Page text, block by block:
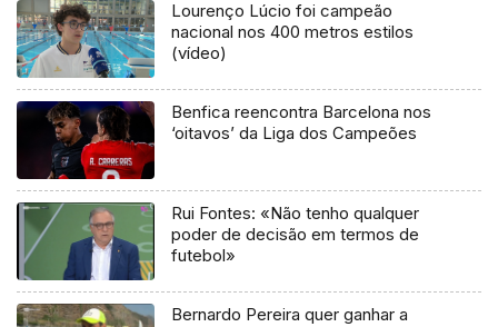
Lourenço Lúcio foi campeão
nacional nos 400 metros estilos
(vídeo)
Benfica reencontra Barcelona nos
‘oitavos’ da Liga dos Campeões
Rui Fontes: «Não tenho qualquer
poder de decisão em termos de
futebol»
Bernardo Pereira quer ganhar a